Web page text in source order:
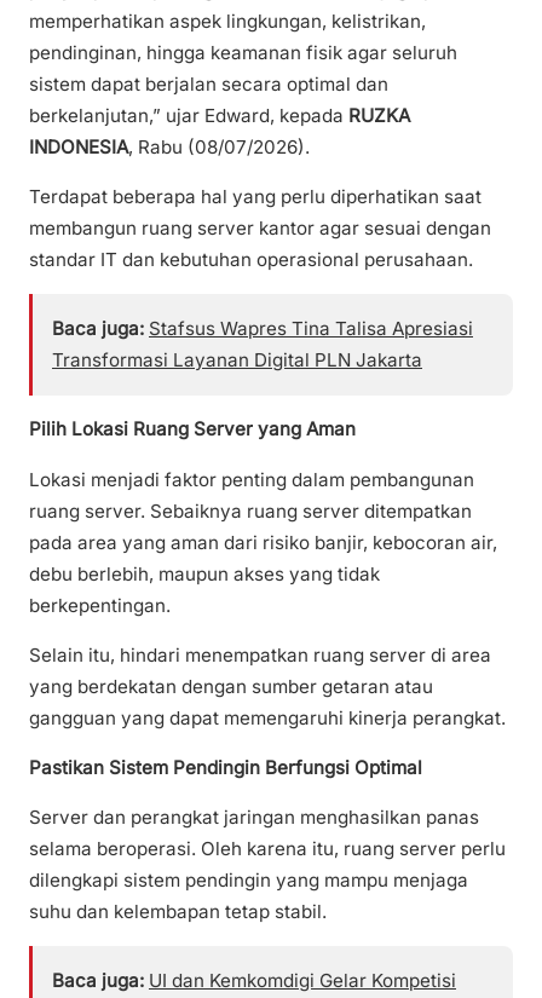
memperhatikan aspek lingkungan, kelistrikan,
pendinginan, hingga keamanan fisik agar seluruh
sistem dapat berjalan secara optimal dan
berkelanjutan,” ujar Edward, kepada RUZKA
INDONESIA, Rabu (08/07/2026).
Terdapat beberapa hal yang perlu diperhatikan saat
membangun ruang server kantor agar sesuai dengan
standar IT dan kebutuhan operasional perusahaan.
Baca juga: Stafsus Wapres Tina Talisa Apresiasi
Transformasi Layanan Digital PLN Jakarta
Pilih Lokasi Ruang Server yang Aman
Lokasi menjadi faktor penting dalam pembangunan
ruang server. Sebaiknya ruang server ditempatkan
pada area yang aman dari risiko banjir, kebocoran air,
debu berlebih, maupun akses yang tidak
berkepentingan.
Selain itu, hindari menempatkan ruang server di area
yang berdekatan dengan sumber getaran atau
gangguan yang dapat memengaruhi kinerja perangkat.
Pastikan Sistem Pendingin Berfungsi Optimal
Server dan perangkat jaringan menghasilkan panas
selama beroperasi. Oleh karena itu, ruang server perlu
dilengkapi sistem pendingin yang mampu menjaga
suhu dan kelembapan tetap stabil.
Baca juga: UI dan Kemkomdigi Gelar Kompetisi